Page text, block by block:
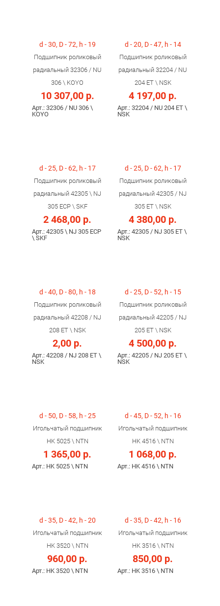
d - 30, D - 72, h - 19
Подшипник роликовый
радиальный 32306 / NU
306 \ KOYO
10 307,00 р.
Арт.: 32306 / NU 306 \
KOYO
d - 20, D - 47, h - 14
Подшипник роликовый
радиальный 32204 / NU
204 ET \ NSK
4 197,00 р.
Арт.: 32204 / NU 204 ET \
NSK
d - 25, D - 62, h - 17
Подшипник роликовый
радиальный 42305 \ NJ
305 ECP \ SKF
2 468,00 р.
Арт.: 42305 \ NJ 305 ECP
\ SKF
d - 25, D - 62, h - 17
Подшипник роликовый
радиальный 42305 / NJ
305 ET \ NSK
4 380,00 р.
Арт.: 42305 / NJ 305 ET \
NSK
d - 40, D - 80, h - 18
Подшипник роликовый
радиальный 42208 / NJ
208 ET \ NSK
2,00 р.
Арт.: 42208 / NJ 208 ET \
NSK
d - 25, D - 52, h - 15
Подшипник роликовый
радиальный 42205 / NJ
205 ET \ NSK
4 500,00 р.
Арт.: 42205 / NJ 205 ET \
NSK
d - 50, D - 58, h - 25
Игольчатый подшипник
HK 5025 \ NTN
1 365,00 р.
Арт.: HK 5025 \ NTN
d - 45, D - 52, h - 16
Игольчатый подшипник
HK 4516 \ NTN
1 068,00 р.
Арт.: HK 4516 \ NTN
d - 35, D - 42, h - 20
Игольчатый подшипник
HK 3520 \ NTN
960,00 р.
Арт.: HK 3520 \ NTN
d - 35, D - 42, h - 16
Игольчатый подшипник
HK 3516 \ NTN
850,00 р.
Арт.: HK 3516 \ NTN